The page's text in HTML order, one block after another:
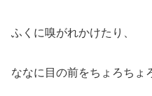
ふくに嗅がれかけたり、
ななに目の前をちょろちょ